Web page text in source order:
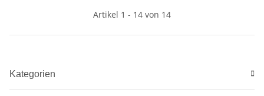
Artikel 1 - 14 von 14
Kategorien